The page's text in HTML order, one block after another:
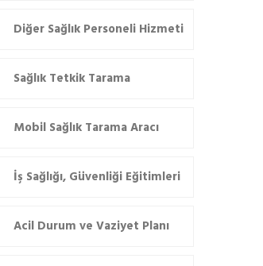
Diğer Sağlık Personeli Hizmeti
Sağlık Tetkik Tarama
Mobil Sağlık Tarama Aracı
İş Sağlığı, Güvenliği Eğitimleri
Acil Durum ve Vaziyet Planı